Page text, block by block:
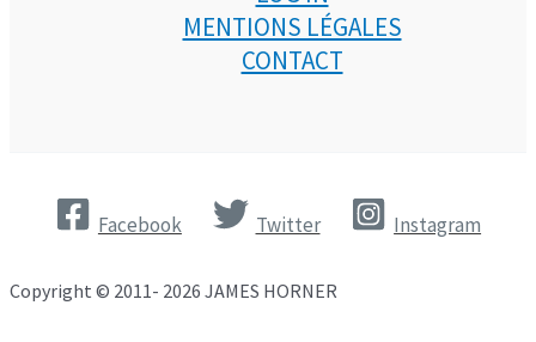
MENTIONS LÉGALES
CONTACT
Facebook Twitter Instagram
Copyright © 2011- 2026 JAMES HORNER